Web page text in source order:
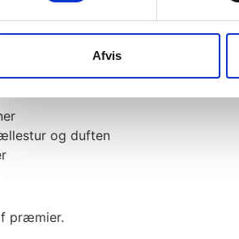
Afvis
med 5 min interval.
og duften